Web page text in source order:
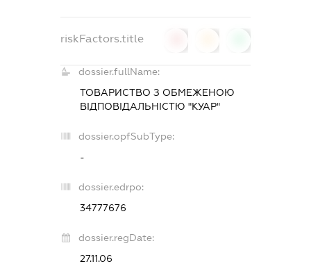
riskFactors.title
dossier.fullName:
ТОВАРИСТВО З ОБМЕЖЕНОЮ
ВІДПОВІДАЛЬНІСТЮ "КУАР"
dossier.opfSubType:
-
dossier.edrpo:
34777676
dossier.regDate:
27.11.06